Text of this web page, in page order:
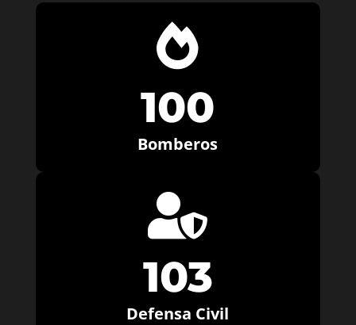

100
Bomberos

103
Defensa Civil